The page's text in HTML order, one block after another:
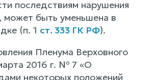
последствиям нарушения
может быть уменьшена в
(п. 1 ст. 333 ГК РФ).
Пленума Верховного
2016 г. № 7 «О
некоторых положений